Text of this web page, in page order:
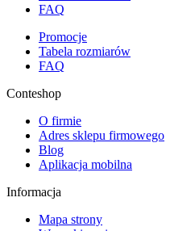
FAQ
Promocje
Tabela rozmiarów
FAQ
Conteshop
O firmie
Adres sklepu firmowego
Blog
Aplikacja mobilna
Informacja
Mapa strony